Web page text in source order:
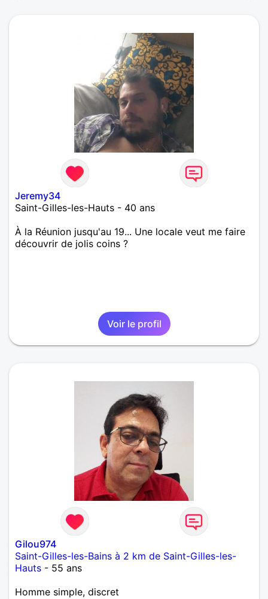
Jeremy34
Saint-Gilles-les-Hauts - 40 ans
À la Réunion jusqu'au 19... Une locale veut me faire
découvrir de jolis coins ?
Voir le profil
Gilou974
Saint-Gilles-les-Bains à 2 km de Saint-Gilles-les-
Hauts - 55 ans
Homme simple, discret